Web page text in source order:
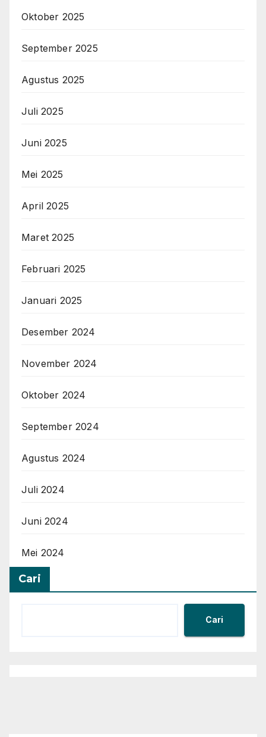
Oktober 2025
September 2025
Agustus 2025
Juli 2025
Juni 2025
Mei 2025
April 2025
Maret 2025
Februari 2025
Januari 2025
Desember 2024
November 2024
Oktober 2024
September 2024
Agustus 2024
Juli 2024
Juni 2024
Mei 2024
Cari
Cari